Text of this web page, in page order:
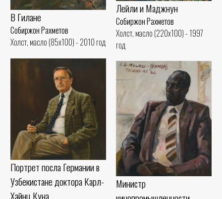
Лейли и Маджнун
Собиржон Рахметов
Холст, масло (220x100) - 1997
год
В Гилане
Собиржон Рахметов
Холст, масло (85x100) - 2010 год
Портрет посла Германии в
Узбекистане доктора Карл-
Хайнц Куна
Министр